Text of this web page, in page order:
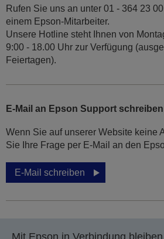
Rufen Sie uns an unter 01 - 364 23
einem Epson-Mitarbeiter.
Unsere Hotline steht Ihnen von
9:00 - 18.00 Uhr zur Verfügung
Feiertagen).
E-Mail an Epson Support schreiben
Wenn Sie auf unserer Website keine
Sie Ihre Frage per E-Mail an den
E-Mail schreiben